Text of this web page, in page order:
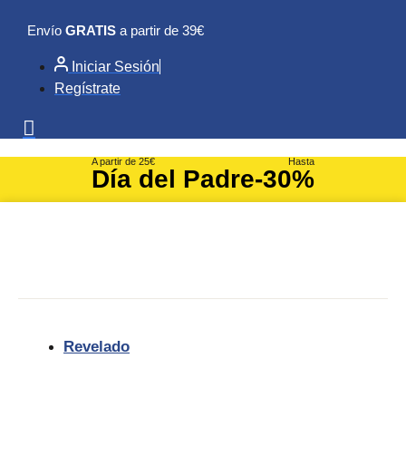
contenido
Envío GRATIS a partir de 39€
Iniciar Sesión
Regístrate
A partir de 25€
Día del Padre
Hasta
-30%
Revelado